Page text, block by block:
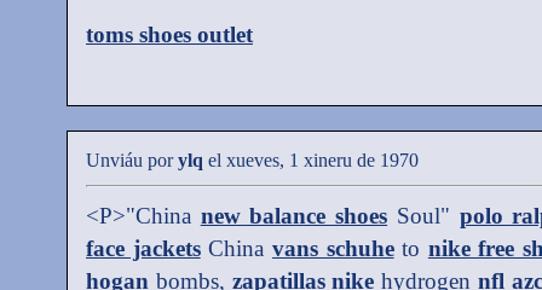
toms shoes outlet
Unviáu porylq el xueves, 1 xineru de 1970
<P>"China new balance shoes Soul" polo
face jacketsChina vans schuheto nike free
hogan bombs, zapatillas nike hydrogen nfl